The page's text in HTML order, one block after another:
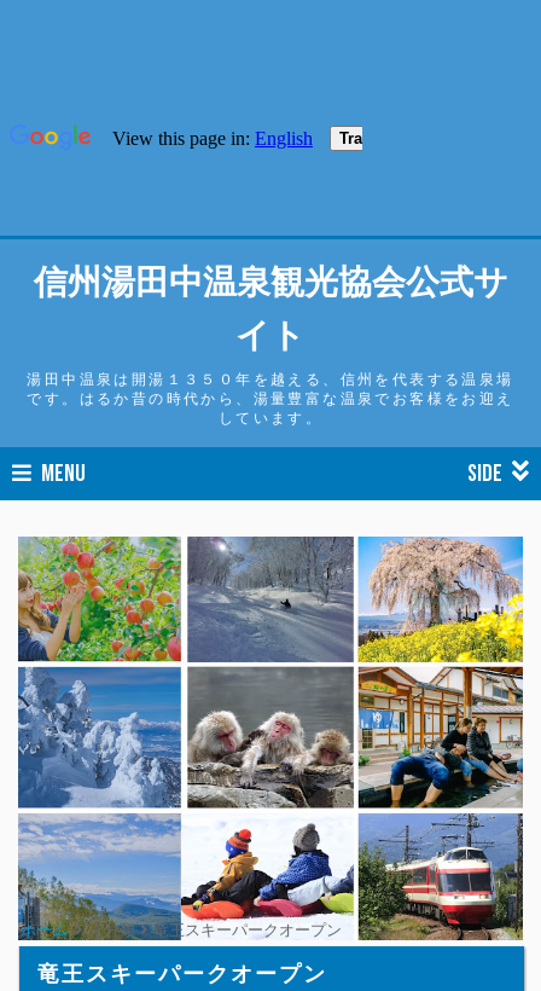
信州湯田中温泉観光協会公式サ
イト
湯田中温泉は開湯１３５０年を越える、信州を代表する温泉場
です。はるか昔の時代から、湯量豊富な温泉でお客様をお迎え
しています。
MENU SIDE
ホーム 未分類 竜王スキーパークオープン
竜王スキーパークオープン